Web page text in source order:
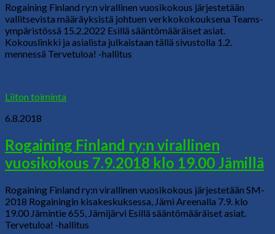
Rogaining Finland ry:n virallinen vuosikokous järjestetään
vallitsevista määräyksistä johtuen verkkokokouksena Teams-
ympäristössä 15.2.2022 Esillä sääntömääräiset asiat.
Kokouslinkki ja asialista julkaistaan tällä sivustolla 1.2.
mennessä Tervetuloa! -hallitus
Liiton toiminta
6.8.2018
Rogaining Finland ry:n virallinen
vuosikokous 7.9.2018 klo 19.00 Jämillä
Rogaining Finland ry:n virallinen vuosikokous järjestetään SM-
2018 Rogainingin kisakeskuksessa, Jämi Areenalla 7.9. klo
19.00 Jämintie 655, Jämijärvi Esillä sääntömääräiset asiat.
Tervetuloa! -hallitus